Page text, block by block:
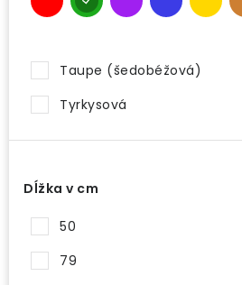
Taupe (šedobéžová)
Tyrkysová
Dĺžka v cm
50
79